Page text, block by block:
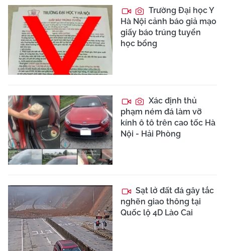
Trường Đại học Y
Hà Nội cảnh báo giả mạo
giấy báo trúng tuyển
học bổng
Xác định thủ
phạm ném đá làm vỡ
kính ô tô trên cao tốc Hà
Nội - Hải Phòng
Sạt lở đất đá gây tắc
nghẽn giao thông tại
Quốc lộ 4D Lào Cai